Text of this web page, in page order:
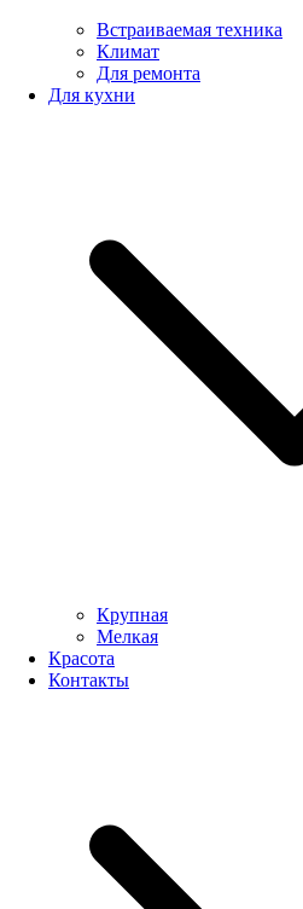
Встраиваемая техника
Климат
Для ремонта
Для кухни
Крупная
Мелкая
Красота
Контакты